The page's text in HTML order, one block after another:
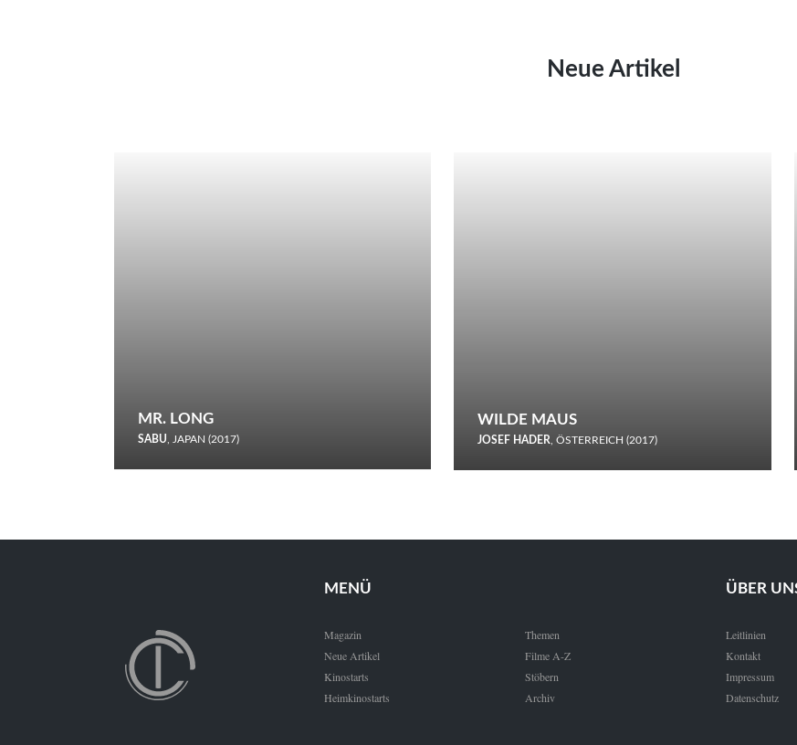
Neue Artikel
MR. LONG
SABU, JAPAN (2017)
den Wettbewerb.
WILDE MAUS
JOSEF HADER, ÖSTERREICH (2017)
Schnee.
MENÜ
Magazin
Neue Artikel
Kinostarts
Heimkinostarts
Themen
Filme A-Z
Stöbern
Archiv
ÜBER
Leitlinien
Kontakt
Impressum
Datenschutz